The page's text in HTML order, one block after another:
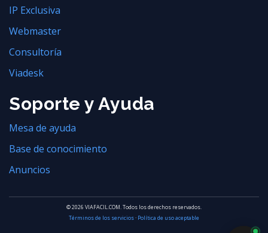
IP Exclusiva
Webmaster
Consultoría
Viadesk
Soporte y Ayuda
Mesa de ayuda
Base de conocimiento
Anuncios
© 2026 VIAFACIL.COM. Todos los derechos reservados.
Términos de los servicios· Política de uso aceptable